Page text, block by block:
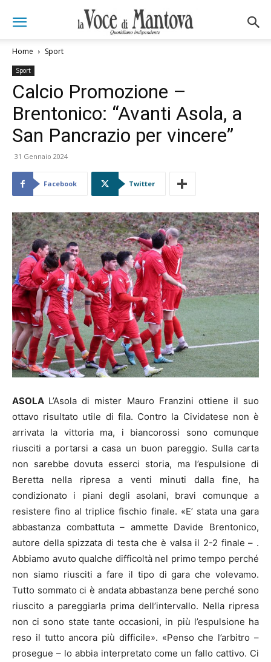
Home Sport
Sport
Calcio Promozione –
Brentonico: “Avanti Asola, a
San Pancrazio per vincere”
31 Gennaio 2024
Facebook Twitter
ASOLA L’Asola di mister Mauro Franzini ottiene il suo
ottavo risultato utile di fila. Contro la Cividatese non è
arrivata la vittoria ma, i biancorossi sono comunque
riusciti a portarsi a casa un buon pareggio. Sulla carta
non sarebbe dovuta esserci storia, ma l’espulsione di
Beretta nella ripresa a venti minuti dalla fine, ha
condizionato i piani degli asolani, bravi comunque a
resistere fino al triplice fischio finale. «E’ stata una gara
abbastanza combattuta – ammette Davide Brentonico,
autore della spizzata di testa che è valsa il 2-2 finale – .
Abbiamo avuto qualche difficoltà nel primo tempo perché
non siamo riusciti a fare il tipo di gara che volevamo.
Tutto sommato ci è andata abbastanza bene perché sono
riuscito a pareggiarla prima dell’intervallo. Nella ripresa
non ci sono state tante occasioni, in più l’espulsione ha
reso il tutto ancora più difficile». «Penso che l’arbitro –
prosegue – lo abbia interpretato come un fallo cattivo. Ci